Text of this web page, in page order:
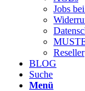
Jobs
Reseller
BLOG
Suche
Menü